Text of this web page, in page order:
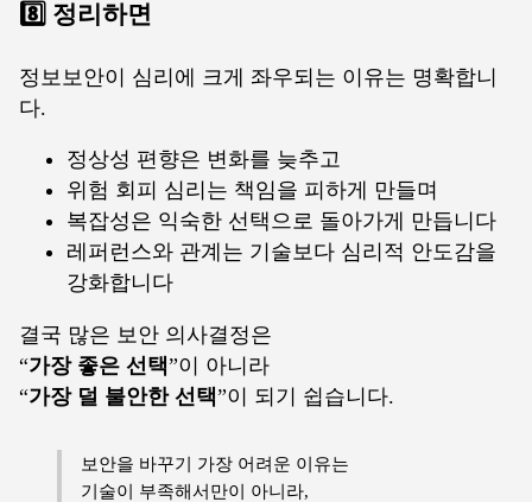
8️⃣ 정리하면
정보보안이 심리에 크게 좌우되는 이유는 명확합니
다.
정상성 편향은 변화를 늦추고
위험 회피 심리는 책임을 피하게 만들며
복잡성은 익숙한 선택으로 돌아가게 만듭니다
레퍼런스와 관계는 기술보다 심리적 안도감을
강화합니다
결국 많은 보안 의사결정은
“가장 좋은 선택”이 아니라
“가장 덜 불안한 선택”이 되기 쉽습니다.
보안을 바꾸기 가장 어려운 이유는
기술이 부족해서만이 아니라,